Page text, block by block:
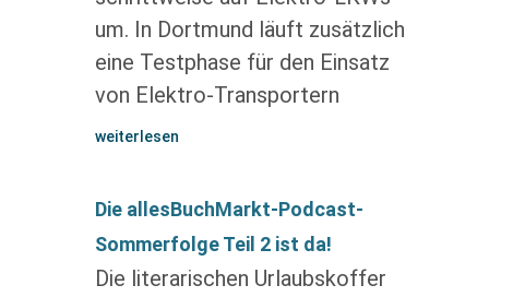
um. In Dortmund läuft zusätzlich
eine Testphase für den Einsatz
von Elektro-Transportern
weiterlesen
Die allesBuchMarkt-Podcast-
Sommerfolge Teil 2 ist da!
Die literarischen Urlaubskoffer